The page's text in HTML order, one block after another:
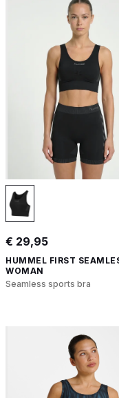
€ 29,95
HUMMEL FIRST
WOMAN
Seamless sports bra